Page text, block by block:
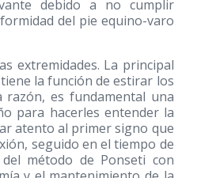
debido a no cumplir
del pie equino-varo
extremidades. La principal
la función de estirar los
es fundamental una
para hacerles entender la
atento al primer signo que
seguido en el tiempo de
método de Ponseti con